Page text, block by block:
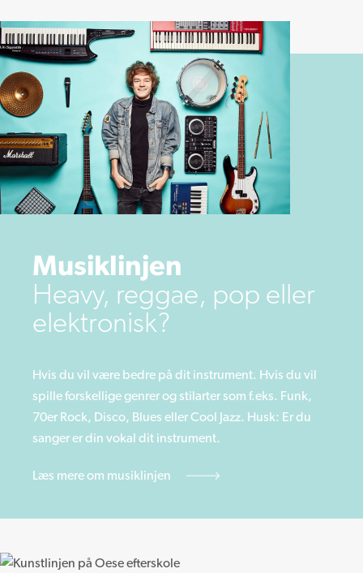
Musiklinjen
Heavy, reggae, pop eller
elektronisk?
Hvis du vil være bedre på dit instrument. Hvis du vil
spille forskellige genrer og stilarter som f.eks. Funk,
70er Rock, Disco, Blues eller Cool Jazz. Husk: Er du
sanger er din vokal dit instrument.
Læs mere om musiklinjen